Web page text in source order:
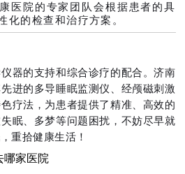
医院的专家团队会根据患者的具
化的检查和治疗方案。
器的支持和综合诊疗的配合。济南
进的多导睡眠监测仪、经颅磁刺激
疗法，为患者提供了精准、高效的
眠、多梦等问题困扰，不妨尽早就
重拾健康生活！
哪家医院